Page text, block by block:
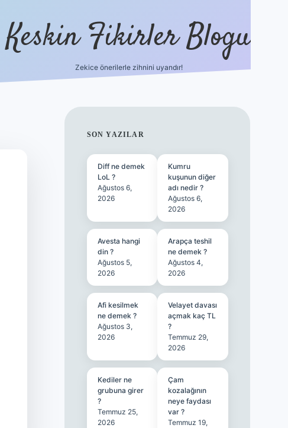
Keskin Fikirler Blogu
Zekice önerilerle zihnini uyandır!
SIDEBAR
SON YAZILAR
Diff ne demek
LoL ?
Ağustos 6,
2026
Kumru
kuşunun diğer
adı nedir ?
Ağustos 6,
2026
Avesta hangi
din ?
Ağustos 5,
2026
Arapça teshil
ne demek ?
Ağustos 4,
2026
Afi kesilmek
ne demek ?
Ağustos 3,
2026
Velayet davası
açmak kaç TL
?
Temmuz 29,
2026
Kediler ne
grubuna girer
?
Temmuz 25,
2026
Çam
kozalağının
neye faydası
var ?
Temmuz 19,
vdcasinogir.net